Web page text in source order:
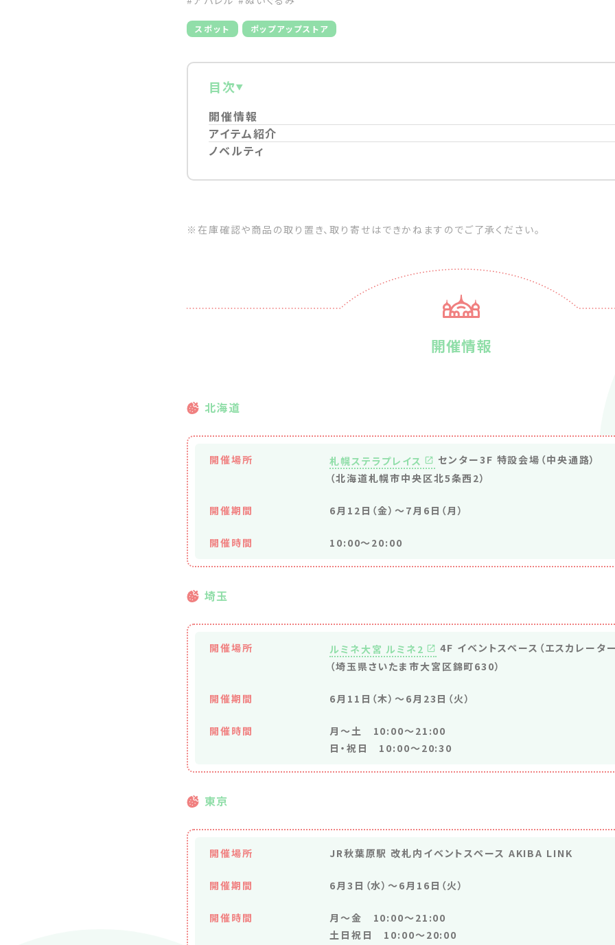
スポット ポップアップストア
目次
開催情報
アイテム紹介
ノベルティ
※在庫確認や商品の取り置き、取り寄せはできかねますのでご了承ください。
開催情報
北海道
開催場所 札幌ステラプレイス
センター3F 特設会場（中央通路）
（北海道札幌市中央区北5条西2）
開催期間 6月12日（金）〜7月6日（月）
開催時間 10:00〜20:00
埼玉
開催場所 ルミネ大宮 ルミネ2
4F イベントスペース（エスカレータ
（埼玉県さいたま市大宮区錦町630）
開催期間 6月11日（木）～6月23日（火）
開催時間
月～土 10:00～21:00
日・祝日 10:00～20:30
東京
開催場所 JR秋葉原駅 改札内イベントスペース AKIBA LINK
開催期間 6月3日（水）～6月16日（火）
開催時間
月～金 10:00～21:00
土日祝日 10:00～20:00